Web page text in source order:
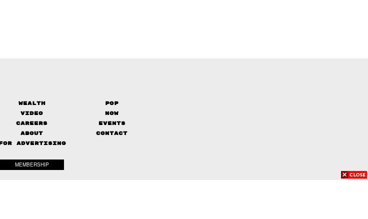
Wealth
Pop
Video
Now
Careers
Events
About
Contact
FOR ADVERTISING
MEMBERSHIP